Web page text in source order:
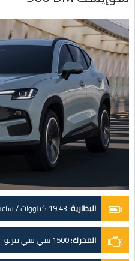
البطارية:19.43 كيلووات / ساعة
المحرك:1500 سي سي تيربو